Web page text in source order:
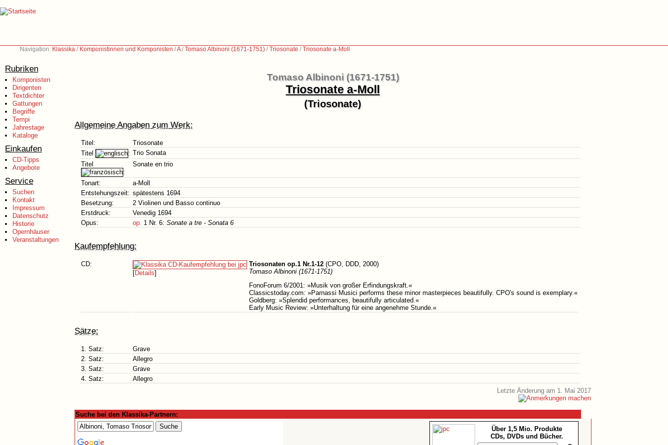
Navigation: Klassika / Komponistinnen und Komponisten /A/Tomaso Albinoni (1671-1751) /Triosonate /Triosonate a-Moll
Rubriken
Komponisten
Dirigenten
Textdichter
Gattungen
Begriffe
Tempi
Jahrestage
Kataloge
Einkaufen
CD-Tipps
Angebote
Service
Suchen
Kontakt
Impressum
Datenschutz
Historie
Opernhäuser
Veranstaltungen
Tomaso Albinoni (1671-1751)
Triosonate a-Moll
(Triosonate)
Allgemeine Angaben zum Werk:
Titel:
Triosonate
Titel
: Trio Sonata
Titel
:
Sonate en trio
Tonart:
a-Moll
Entstehungszeit: spätestens 1694
Besetzung:
2 Violinen und Basso continuo
Erstdruck:
Venedig 1694
Opus:
op. 1 Nr. 6: Sonate a tre - Sonata 6
Kaufempfehlung:
CD:
[Details]
Triosonaten op.1 Nr.1-12 (CPO, DDD, 2000)
Tomaso Albinoni (1671-1751)
FonoForum 6/2001: »Musik von großer Erfindungskraft.«
Classicstoday.com: »Parnassi Musici performs these minor masterpieces beautifully. CPO's sound is exemplary.«
Goldberg: »Splendid performances, beautifully articulated.«
Early Music Review: »Unterhaltung für eine angenehme Stunde.«
Sätze:
1. Satz:
Grave
2. Satz:
Allegro
3. Satz:
Grave
4. Satz:
Allegro
Letzte Änderung am 1. Mai 2017
Suche bei den Klassika-Partnern:
Über 1,5 Mio. Produkte
CDs, DVDs und Bücher.